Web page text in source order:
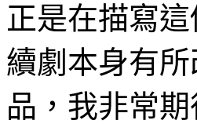
正是在描寫
續劇本身有
品，我非常期